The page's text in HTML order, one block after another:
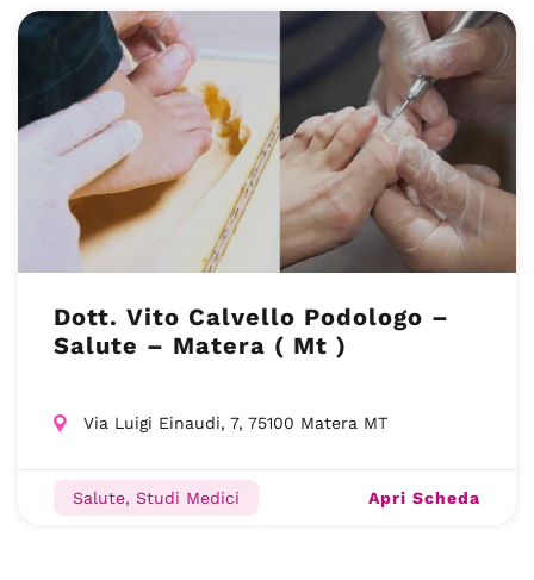
Dott. Vito Calvello Podologo –
Salute – Matera ( Mt )
Via Luigi Einaudi, 7, 75100 Matera MT
Salute, Studi Medici Apri Scheda